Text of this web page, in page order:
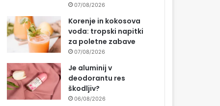
07/08/2026
Korenje in kokosova
voda: tropski napitki
za poletne zabave
07/08/2026
Je aluminij v
deodorantu res
škodljiv?
06/08/2026